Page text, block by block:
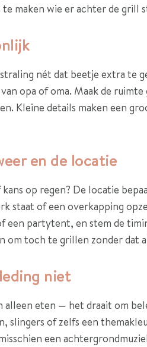
maken wie er achter de grill
nét dat beetje extra te
opa of oma. Maak de
Kleine details maken een
en de locatie
op regen? De locatie
staat of een overkapping
een partytent, en stem de
om toch te grillen zonder dat
niet
alleen eten — het draait om
slingers of zelfs een
een